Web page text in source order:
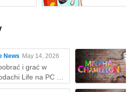
News May 14, 2026
i grać w
Life na PC z